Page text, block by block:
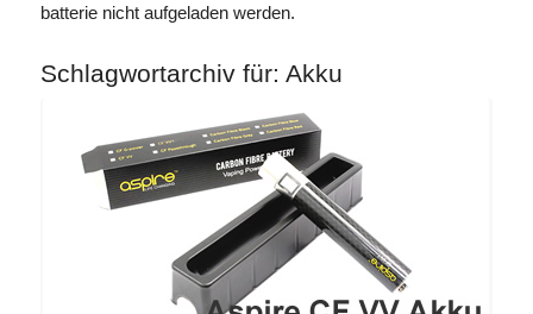
batterie nicht aufgeladen werden.
Schlagwortarchiv für: Akku